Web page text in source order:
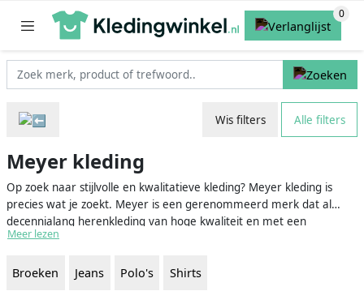
Wis filters Alle filters
Meyer kleding
Op zoek naar stijlvolle en kwalitatieve kleding? Meyer kleding is
precies wat je zoekt. Meyer is een gerenommeerd merk dat al
decennialang herenkleding van hoge kwaliteit en met een
uitstekende pasvorm aanbiedt. Het merk staat bekend om zijn
verzekerd bent van duurzame en comfortabele kledingstukken die
Meer lezen
Broeken Jeans Polo's Shirts